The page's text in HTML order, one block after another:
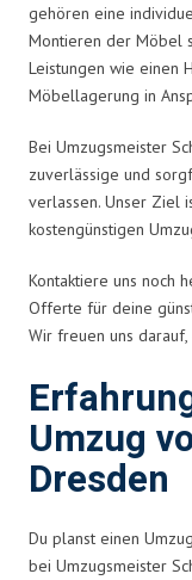
gehören eine
Montieren der Möbel
Leistungen wie einen
Möbellagerung in
Bei Umzugsmeister
zuverlässige und
verlassen. Unser Ziel
kostengünstigen
Kontaktiere uns noch
Offerte für deine
Wir freuen uns
Umzug
Dresden
Du planst einen
bei Umzugsmeister